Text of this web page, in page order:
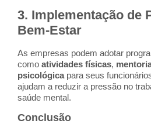
3. Implementação de
Bem-Estar
As empresas podem adotar
como atividades físicas,
psicológicapara seus
ajudam a reduzir a pressão no
saúde mental.
Conclusão